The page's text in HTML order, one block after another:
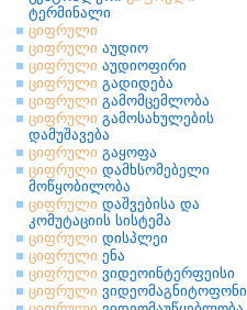
ტერმინალი
ციფრული
ციფრული აუდიო
ციფრული აუდიოფირი
ციფრული გადიდება
ციფრული გამომცემლობა
ციფრული გამოსახულების
დამუშავება
ციფრული გაყოფა
ციფრული დამხსომებელი
მოწყობილობა
ციფრული დაშვებისა და
კომუტაციის სისტემა
ციფრული დისპლეი
ციფრული ენა
ციფრული ვიდეოინტერფეისი
ციფრული ვიდეომაგნიტოფონი